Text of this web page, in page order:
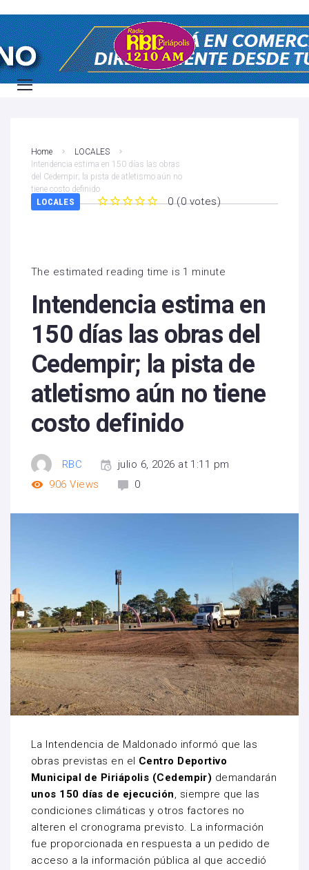
Home
LOCALES
Intendencia estima en 150 días las obras
del Cedempir; la pista de atletismo aún no
tiene costo definido
LOCALES 0(0 votes)
The estimated reading time is 1 minute
Intendencia estima en
150 días las obras del
Cedempir; la pista de
atletismo aún no tiene
costo definido
RBC
julio 6, 2026 at 1:11 pm
906 Views 0
La Intendencia de Maldonado informó que las
obras previstas en el Centro Deportivo
Municipal de Piriápolis (Cedempir) demandarán
unos 150 días de ejecución, siempre que las
condiciones climáticas y otros factores no
alteren el cronograma previsto. La información
fue proporcionada en respuesta a un pedido de
acceso a la información pública al que accedió